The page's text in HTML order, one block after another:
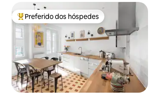
Entre os melhores preferidos dos hóspedes
Preferido dos hóspedes